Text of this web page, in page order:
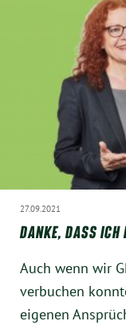
27.09.2021
DANKE, DASS ICH
Auch wenn wir
verbuchen
eigenen